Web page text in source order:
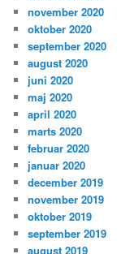
november 2020
oktober 2020
september 2020
august 2020
juni 2020
maj 2020
april 2020
marts 2020
februar 2020
januar 2020
december 2019
november 2019
oktober 2019
september 2019
august 2019